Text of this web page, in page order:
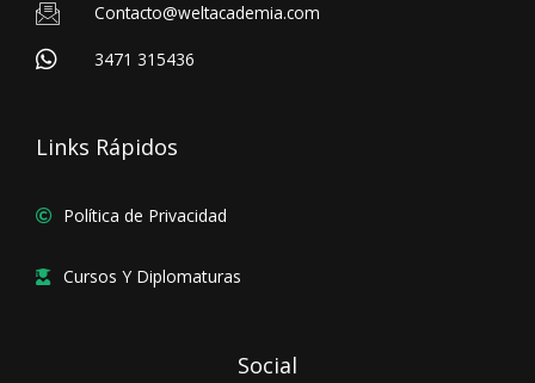
Contacto@weltacademia.com
3471 315436
Links Rápidos
Política de Privacidad
Cursos Y Diplomaturas
Social